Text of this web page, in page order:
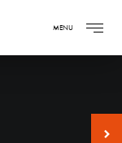
MENU